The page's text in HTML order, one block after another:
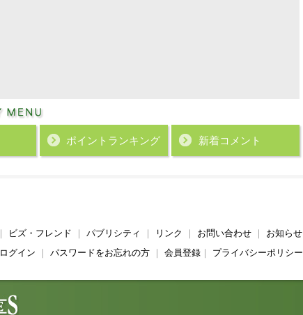
ポイント ランキング 新着コメント
ビズ・フレンド パブリシティ リンク お問い合わせ｜ お知らせ
ログイン パスワードをお忘れの方｜ 会員登録｜ プライバシーポリシー